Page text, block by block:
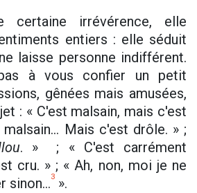
certaine irrévérence, elle
entiers : elle séduit
laisse personne indifférent.
à vous confier un petit
gênées mais amusées,
: « C'est malsain, mais c'est
Mais c'est drôle. » ;
. » ; « C'est carrément
cru. » ; « Ah, non, moi je ne
sinon...3 ».